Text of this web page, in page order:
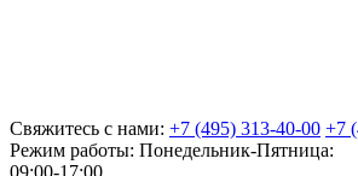
Свяжитесь с нами: +7 (495) 313-40-00 +7
Режим работы: Понедельник-Пятница:
09:00-17:00